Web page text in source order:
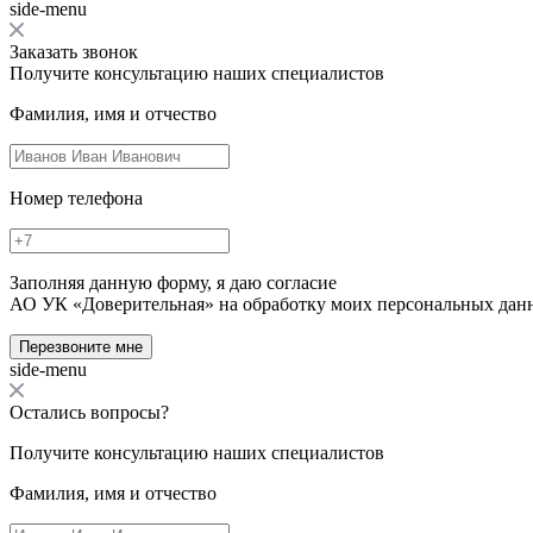
side-menu
Заказать звонок
Получите консультацию наших специалистов
Фамилия, имя и отчество
Номер телефона
Заполняя данную форму, я даю согласие
АО УК «Доверительная» на обработку моих персональных
Перезвоните мне
side-menu
Остались вопросы?
Получите консультацию наших специалистов
Фамилия, имя и отчество